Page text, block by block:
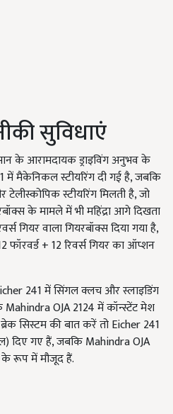
सुविधाएं
के आरामदायक ड्राइविंग अनुभव के
में मैकेनिकल स्टीयरिंग दी गई है, जबकि
स्टीयरिंग मिलती है, जो
के मामले में भी महिंद्रा आगे दिखता
गियर वाला गियरबॉक्स दिया गया है,
+ 12 रिवर्स गियर का ऑप्शन
241 में सिंगल क्लच और स्लाइडिंग
Mahindra OJA 2124 में कॉन्स्टेंट मेश
सिस्टम की बात करें तो Eicher 241
दिए गए हैं, जबकि Mahindra OJA
के रूप में मौजूद हैं.